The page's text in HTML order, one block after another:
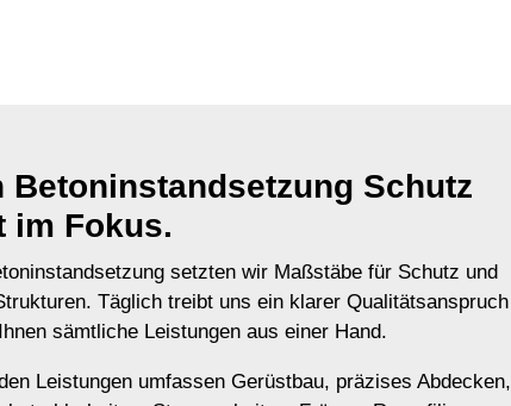
Betoninstandsetzung Schutz
im Fokus.
setzten wir Maßstäbe für Schutz und
Täglich treibt uns ein klarer Qualitätsanspruch
sämtliche Leistungen aus einer Hand.
Leistungen umfassen Gerüstbau, präzises Abdecken,